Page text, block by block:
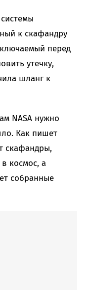
к скафандру
перед
утечку,
шланг к
NASA нужно
Как пишет
скафандры,
космос, а
собранные